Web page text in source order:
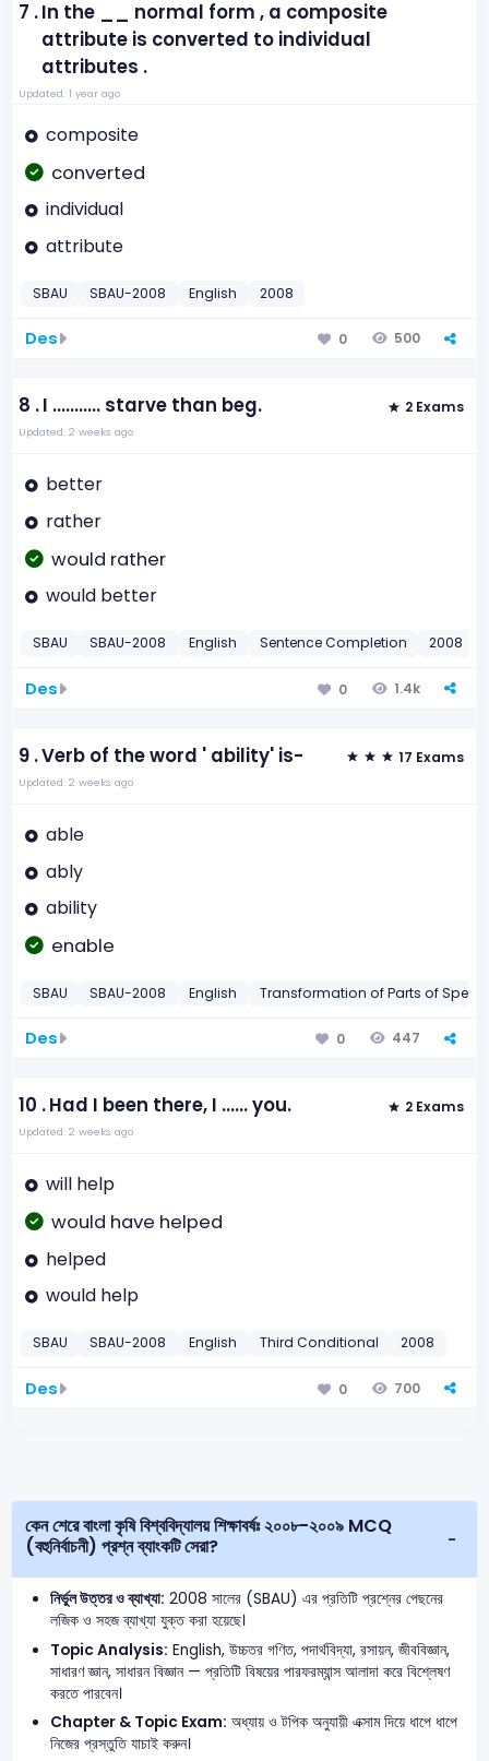
7 .In the __ normal form , a composite
attribute is converted to individual
attributes .
Updated: 1 year ago
composite
converted
individual
attribute
SBAU SBAU-2008 English 2008
Des 0 500
8 .I ........... starve than beg. 2 Exams
Updated: 2 weeks ago
better
rather
would rather
would better
SBAU SBAU-2008 English Sentence Completion 2008
Des 0 1.4k
9 .Verb of the word ' ability' is- 17 Exams
Updated: 2 weeks ago
able
ably
ability
enable
SBAU SBAU-2008 English Transformation of Parts of
Des 0 447
10 .Had I been there, I ...... you. 2 Exams
Updated: 2 weeks ago
will help
would have helped
helped
would help
SBAU SBAU-2008 English Third Conditional 2008
Des 0 700
কেন শেরে বাংলা কৃষি বিশ্ববিদ্যালয় শিক্ষাবর্ষঃ ২০০৮-২০০৯ MCQ
(বহুনির্বাচনী) প্রশ্ন ব্যাংকটি সেরা?
নির্ভুল উত্তর ও ব্যাখ্যা: 2008 সালের (SBAU) এর প্রতিটি প্রশ্নের পেছনের
লজিক ও সহজ ব্যাখ্যা যুক্ত করা হয়েছে।
Topic Analysis: English, উচ্চতর গণিত, পদার্থবিদ্যা, রসায়ন, জীববিজ্ঞান,
সাধারণ জ্ঞান, সাধারন বিজ্ঞান — প্রতিটি বিষয়ের পারফরম্যান্স আলাদা করে বিশ্লেষণ
করতে পারবেন।
Chapter & Topic Exam: অধ্যায় ও টপিক অনুযায়ী এক্সাম দিয়ে ধাপে ধাপে
নিজের প্রস্তুতি যাচাই করুন।